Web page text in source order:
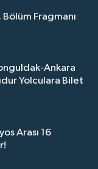
Fragmanı
Ankara
Yolculara Bilet
Arası 16